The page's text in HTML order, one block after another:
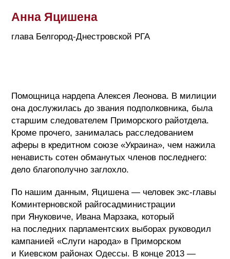
Анна Яцишена
глава Белгород-Днестровской РГА
Помощница нардепа Алексея Леонова. В милиции
она дослужилась до звания подполковника, была
старшим следователем Приморского райотдела.
Кроме прочего, занималась расследованием
аферы в кредитном союзе «Украина», чем нажила
ненависть сотен обманутых членов последнего:
дело благополучно заглохло.
По нашим данным, Яцишена — человек экс-главы
Коминтерновской райгосадминистрации
при Януковиче, Ивана Марзака, который
на последних парламентских выборах руководил
кампанией «Слуги народа» в Приморском
и Киевском районах Одессы. В конце 2013 —